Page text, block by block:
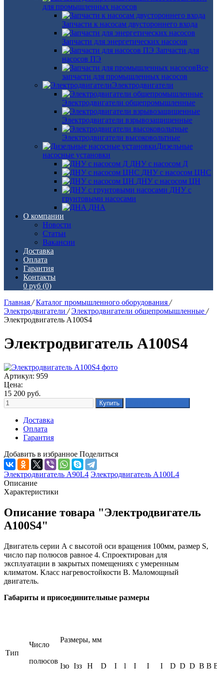
для промышленных насосов
Запчасти к насосам двустороннего входа
Запчасти для энергетических насосов
Запчасти для
насосов ПЭ
Все
запчасти для промышленных насосов
Электродвигатели
Электродвигатели общепромышленные
Электродвигатели взрывозащищенные
Электродвигатели высоковольтные
Дизельные
насосные установки
ДНУ с насосом Д
ДНУ с насосом ЦНС
ДНУ с насосом ЦН
ДНУ с
грунтовыми насосами
ДНА
О компании
Новости
Статьи
Вакансии
Доставка
Оплата
Гарантия
Контакты
0 руб (0)
Главная / Каталог промышленного оборудования /
Электродвигатели / Электродвигатели общепромышленные /
Электродвигатель А100S4
Электродвигатель А100S4
Артикул: 959
Цена:
15 200 руб.
Доставка
Оплата
Гарантия
Добавить в избранное Поделиться
Электродвигатель А90L4 Электродвигатель А100L4
Описание
Характеристики
Описание товара "Электродвигатель
А100S4"
Двигатель серии А с высотой оси вращения 100мм, размер S,
число пар полюсов равное 4. Спроектирован для
эксплуатации в закрытых помещениях с умеренным
климатом. Класс нагревостойкости В. Маломощный
двигатель.
Габариты и присоединительные размеры
Тип
Число
полюсов
Размеры, мм
Iзо Iзз H D I l I I I D D D B B